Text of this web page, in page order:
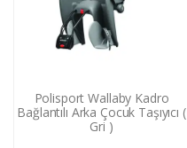
Polisport Wallaby Kadro
Bağlantılı Arka Çocuk Taşıyıcı (
Gri )